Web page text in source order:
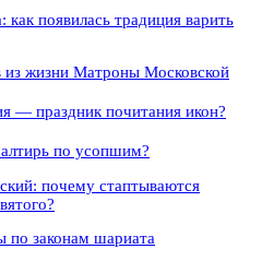
появилась традиция варить
из жизни Матроны Московской
— праздник почитания икон?
по усопшим?
почему стаптываются
по законам шариата